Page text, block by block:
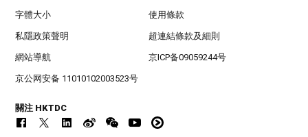
字體大小 使用條款
私隱政策聲明 超連結條款及細則
網站導航 京ICP备09059244号
京公网安备 11010102003523号
關注 HKTDC